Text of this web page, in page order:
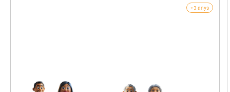
+3 anys